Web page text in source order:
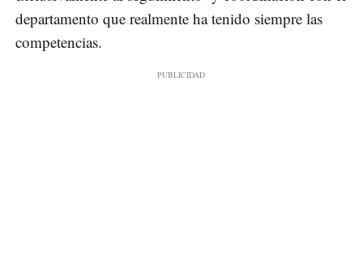
departamento que realmente ha tenido siempre las
competencias.